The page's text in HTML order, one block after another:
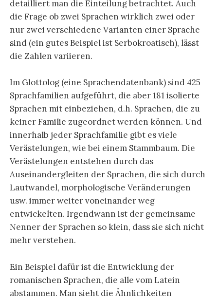
detailliert man die Einteilung betrachtet. Auch
die Frage ob zwei Sprachen wirklich zwei oder
nur zwei verschiedene Varianten einer Sprache
sind (ein gutes Beispiel ist Serbokroatisch), lässt
die Zahlen variieren.
Im Glottolog (eine Sprachendatenbank) sind 425
Sprachfamilien aufgeführt, die aber 181 isolierte
Sprachen mit einbeziehen, d.h. Sprachen, die zu
keiner Familie zugeordnet werden können. Und
innerhalb jeder Sprachfamilie gibt es viele
Verästelungen, wie bei einem Stammbaum. Die
Verästelungen entstehen durch das
Auseinandergleiten der Sprachen, die sich durch
Lautwandel, morphologische Veränderungen
usw. immer weiter voneinander weg
entwickelten. Irgendwann ist der gemeinsame
Nenner der Sprachen so klein, dass sie sich nicht
mehr verstehen.
Ein Beispiel dafür ist die Entwicklung der
romanischen Sprachen, die alle vom Latein
abstammen. Man sieht die Ähnlichkeiten